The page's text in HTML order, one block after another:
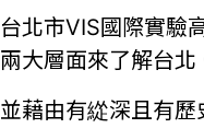
台北市VIS國際實驗
兩大層面來了解台北
並藉由有緃深且有